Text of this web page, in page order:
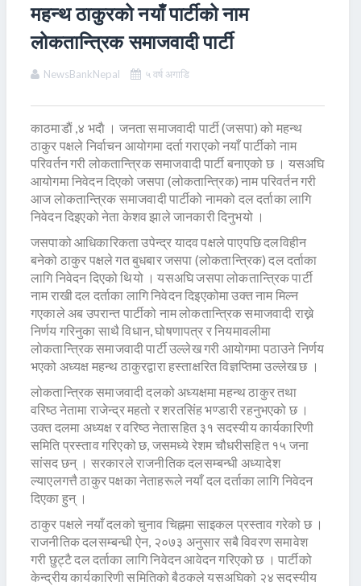
महन्थ ठाकुरको नयाँ पार्टीको नाम
लोकतान्त्रिक समाजवादी पार्टी
NewsBankNepal ५ वर्ष अगाडि
काठमाडाैं ,४ भदाै । जनता समाजवादी पार्टी (जसपा) को महन्थ
ठाकुर पक्षले निर्वाचन आयोगमा दर्ता गराएको नयाँ पार्टीको नाम
परिवर्तन गरी लोकतान्त्रिक समाजवादी पार्टी बनाएको छ । यसअघि
आयोगमा निवेदन दिएको जसपा (लोकतान्त्रिक) नाम परिवर्तन गरी
आज लोकतान्त्रिक समाजवादी पार्टीको नामको दल दर्ताका लागि
निवेदन दिइएको नेता केशव झाले जानकारी दिनुभयो ।
जसपाको आधिकारिकता उपेन्द्र यादव पक्षले पाएपछि दलविहीन
बनेको ठाकुर पक्षले गत बुधबार जसपा (लोकतान्त्रिक) दल दर्ताका
लागि निवेदन दिएको थियो । यसअघि जसपा लोकतान्त्रिक पार्टी
नाम राखी दल दर्ताका लागि निवेदन दिइएकोमा उक्त नाम मिल्न
गएकाले अब उपरान्त पार्टीको नाम लोकतान्त्रिक समाजवादी राख्ने
निर्णय गरिनुका साथै विधान, घोषणापत्र र नियमावलीमा
लोकतान्त्रिक समाजवादी पार्टी उल्लेख गरी आयोगमा पठाउने निर्णय
भएको अध्यक्ष महन्थ ठाकुरद्वारा हस्ताक्षरित विज्ञप्तिमा उल्लेख छ ।
लोकतान्त्रिक समाजवादी दलको अध्यक्षमा महन्थ ठाकुर तथा
वरिष्ठ नेतामा राजेन्द्र महतो र शरतसिंह भण्डारी रहनुभएको छ ।
उक्त दलमा अध्यक्ष र वरिष्ठ नेतासहित ३१ सदस्यीय कार्यकारिणी
समिति प्रस्ताव गरिएको छ, जसमध्ये रेशम चौधरीसहित १५ जना
सांसद छन् । सरकारले राजनीतिक दलसम्बन्धी अध्यादेश
ल्याएलगत्तै ठाकुर पक्षका नेताहरूले नयाँ दल दर्ताका लागि निवेदन
दिएका हुन् ।
ठाकुर पक्षले नयाँ दलको चुनाव चिह्नमा साइकल प्रस्ताव गरेको छ ।
राजनीतिक दलसम्बन्धी ऐन, २०७३ अनुसार सबै विवरण समावेश
गरी छुट्टै दल दर्ताका लागि निवेदन आवेदन गरिएको छ । पार्टीको
केन्द्रीय कार्यकारिणी समितिको बैठकले यसअघिको २४ सदस्यीय